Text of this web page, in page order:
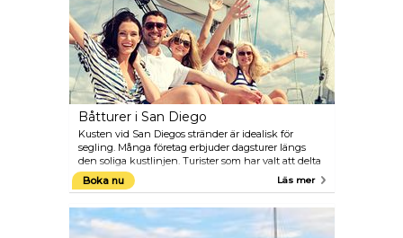
Båtturer i San Diego
Kusten vid San Diegos stränder är idealisk för
segling. Många företag erbjuder dagsturer längs
den soliga kustlinjen. Turister som har valt att delta
i dessa segelturer beskriver det som en "underbar
erfarenhet" och att det är som att “flyga genom
Boka nu Läs mer